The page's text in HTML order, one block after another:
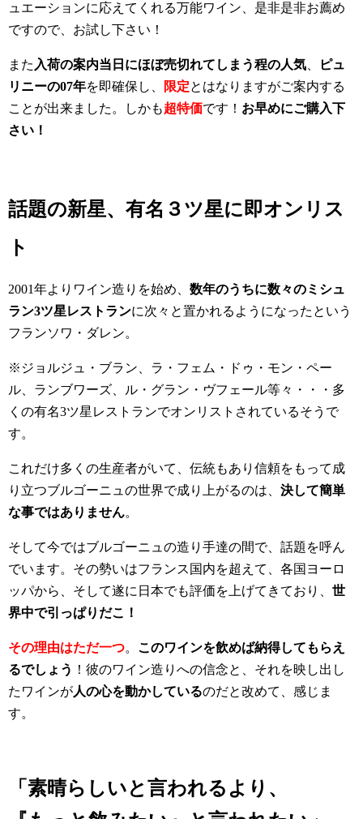
ュエーションに応えてくれる万能ワイン、是非是非お薦め
ですので、お試し下さい！
また 入荷の案内当日にほぼ売切れてしまう程の人気
ピュ
リニーの07年を即確保し、 限定とはなりますがご案内する
ことが出来ました。しかも超特価です！ お早めにご購入下
さい！
話題の新星、有名３ツ星に即オンリス
ト
2001年よりワイン造りを始め、 数年のうちに数々のミシュ
ラン3ツ星レストランに次々と置かれるようになったという
フランソワ・ダレン。
※ジョルジュ・ブラン、ラ・フェム・ドゥ・モン・ペー
ル、ランブワーズ、ル・グラン・ヴフェール等々・・・多
くの有名3ツ星レストランでオンリストされているそうで
す。
これだけ多くの生産者がいて、伝統もあり信頼をもって成
り立つブルゴーニュの世界で成り上がるのは、 決して簡単
な事ではありません。
そして今ではブルゴーニュの造り手達の間で、話題を呼ん
でいます。その勢いはフランス国内を超えて、各国ヨーロ
ッパから、そして遂に日本でも評価を上げてきており、 世
界中で引っぱりだこ！
その理由はただ一つ。 このワインを飲めば納得してもらえ
るでしょう ！彼のワイン造りへの信念と、それを映し出し
たワインが人の心を動かしているのだと改めて、感じま
す。
「素晴らしいと言われるより、